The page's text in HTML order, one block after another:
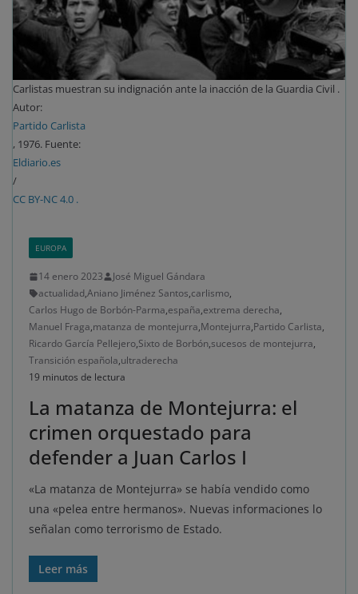
Carlistas muestran su indignación ante la inacción de la Guardia Civil .
Autor:
Partido Carlista
, 1976. Fuente:
Eldiario.es
/
CC BY-NC 4.0 .
EUROPA
14 enero 2023
José Miguel Gándara
actualidad,Aniano Jiménez Santos,carlismo,
Carlos Hugo de Borbón-Parma,españa,extrema derecha,
Manuel Fraga,matanza de montejurra,Montejurra,Partido Carlista,
Ricardo García Pellejero,Sixto de Borbón,sucesos de montejurra,
Transición española,ultraderecha
19 minutos de lectura
La matanza de Montejurra: el
crimen orquestado para
defender a Juan Carlos I
«La matanza de Montejurra» se había vendido como
una «pelea entre hermanos». Nuevas informaciones lo
señalan como terrorismo de Estado.
Leer más